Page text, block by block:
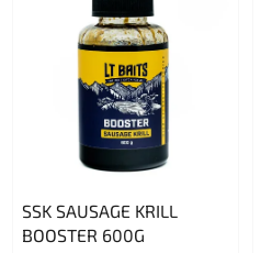
SSK SAUSAGE KRILL
BOOSTER 600G